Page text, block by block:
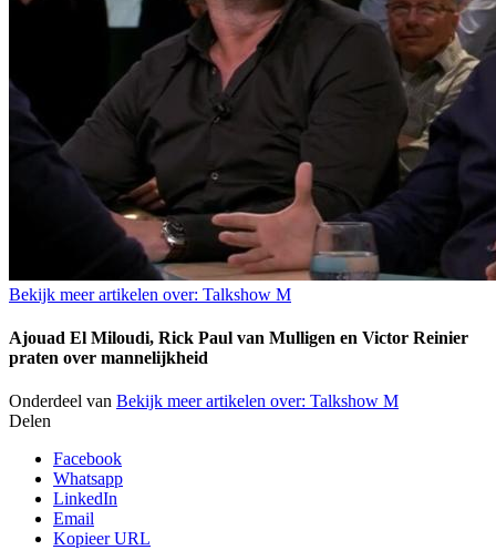
Bekijk meer artikelen over: Talkshow M
Ajouad El Miloudi, Rick Paul van Mulligen en Victor Reinier
praten over mannelijkheid
Onderdeel van Bekijk meer artikelen over: Talkshow M
Delen
Facebook
Whatsapp
LinkedIn
Email
Kopieer URL